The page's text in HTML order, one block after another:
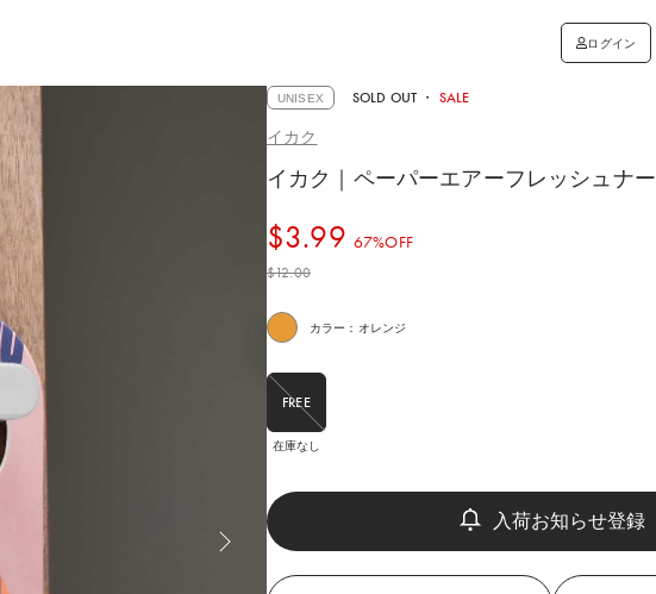
ログイン
UNISEX SOLD OUT ・ SALE
イカク
イカク｜ペーパーエアーフレッシュナー
$‌3.99 67%OFF
$‌12.00
カラー：オレンジ
FREE
在庫なし